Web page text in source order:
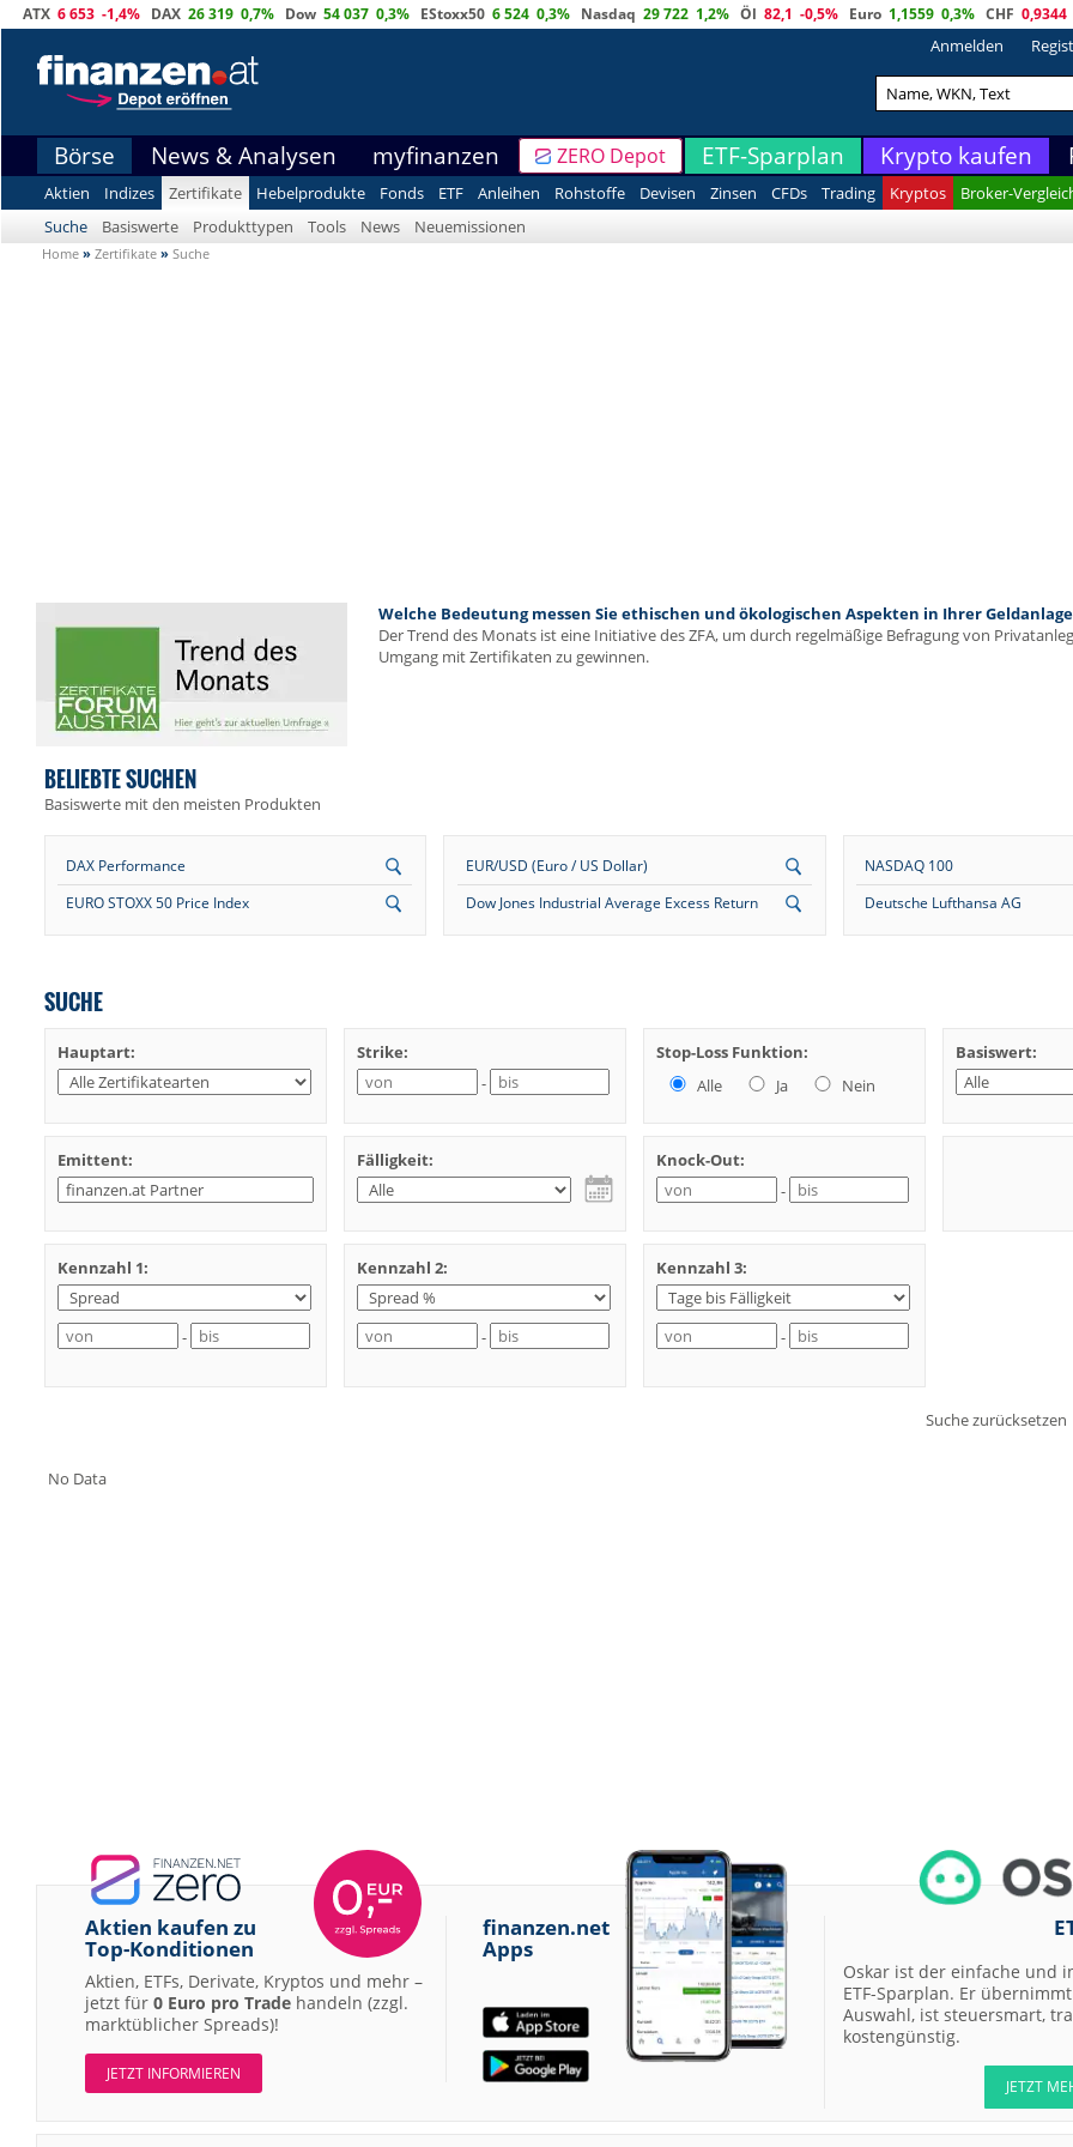
ATX 6 653 -1,4% DAX 26 319 0,7% Dow 54 037 0,3% EStoxx50 6 524 0,3% Nasdaq 29 722 1,2% Öl 82,1 -0,5% Euro 1,1559 0,3% CHF 0,9344
Anmelden
Börse News & Analysen myfinanzen ZERO Depot ETF-Sparplan Krypto kaufen
Aktien Indizes Zertifikate Hebelprodukte Fonds ETF Anleihen Rohstoffe Devisen Zinsen CFDs Trading Kryptos Broker-
Suche
Basiswerte Produkttypen Tools News Neuemissionen
Home » Zertifikate » Suche
Welche Bedeutung messen Sie ethischen und ökologischen Aspekten in Ihrer Geldanlage
Der Trend des Monats ist eine Initiative des ZFA, um durch regelmäßige Befragung von
Umgang mit Zertifikaten zu gewinnen.
BELIEBTE SUCHEN
Basiswerte mit den meisten Produkten
DAX Performance
EURO STOXX 50 Price Index
EUR/USD (Euro / US Dollar)
Dow Jones Industrial Average Excess Return
NASDAQ 100
Deutsche Lufthansa AG
SUCHE
Hauptart:
Strike:
-
Stop-Loss Funktion:
Alle
Ja Nein
Basiswert:
Emittent: Fälligkeit:
Knock-Out:
-
Kennzahl 1:
-
Kennzahl 2:
-
Kennzahl 3:
-
Suche zurücksetzen
No Data
Aktien kaufen zu
Top-Konditionen
Aktien, ETFs, Derivate, Kryptos und mehr –
jetzt für 0 Euro pro Trade handeln (zzgl.
marktüblicher Spreads)!
JETZT INFORMIEREN
finanzen.net
Apps
Oskar ist der einfache und
ETF-Sparplan. Er übernimmt
Auswahl, ist steuersmart,
kostengünstig.
JETZT